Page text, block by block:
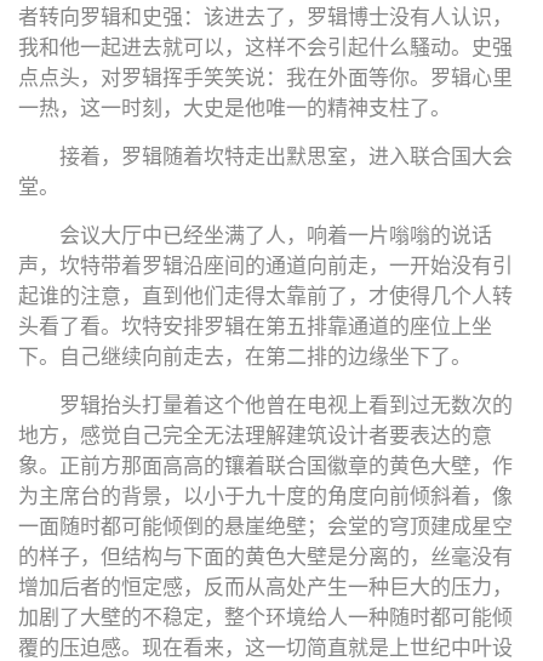
者转向罗辑和史强：该进去了，罗辑博士没有人认识，
我和他一起进去就可以，这样不会引起什么騷动。史强
点点头，对罗辑挥手笑笑说：我在外面等你。罗辑心里
一热，这一时刻，大史是他唯一的精神支柱了。
接着，罗辑随着坎特走出默思室，进入联合国大会
堂。
会议大厅中已经坐满了人，响着一片嗡嗡的说话
声，坎特带着罗辑沿座间的通道向前走，一开始没有引
起谁的注意，直到他们走得太靠前了，才使得几个人转
头看了看。坎特安排罗辑在第五排靠通道的座位上坐
下。自己继续向前走去，在第二排的边缘坐下了。
罗辑抬头打量着这个他曾在电视上看到过无数次的
地方，感觉自己完全无法理解建筑设计者要表达的意
象。正前方那面高高的镶着联合国徽章的黄色大壁，作
为主席台的背景，以小于九十度的角度向前倾斜着，像
一面随时都可能倾倒的悬崖绝壁；会堂的穹顶建成星空
的样子，但结构与下面的黄色大壁是分离的，丝毫没有
增加后者的恒定感，反而从高处产生一种巨大的压力，
加剧了大壁的不稳定，整个环境给人一种随时都可能倾
覆的压迫感。现在看来，这一切简直就是上世纪中叶设